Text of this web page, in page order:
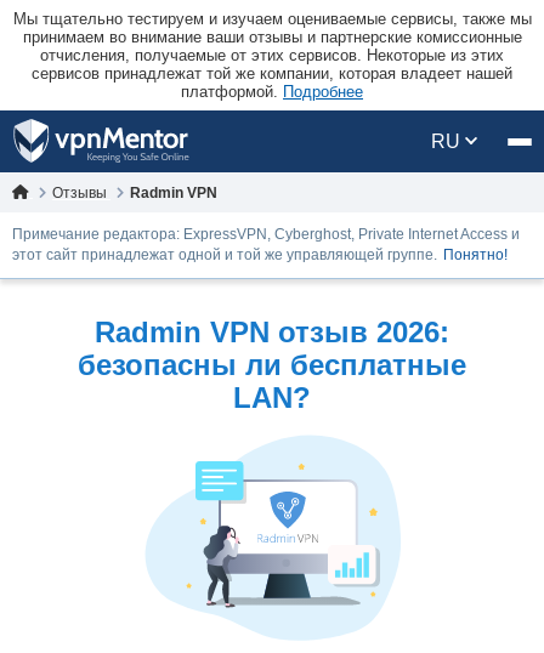
Мы тщательно тестируем и изучаем оцениваемые сервисы, также мы
принимаем во внимание ваши отзывы и партнерские комиссионные
отчисления, получаемые от этих сервисов. Некоторые из этих
сервисов принадлежат той же компании, которая владеет нашей
платформой. Подробнее
RU
Отзывы Radmin VPN
Примечание редактора: ExpressVPN, Cyberghost, Private Internet Access и
этот сайт принадлежат одной и той же управляющей группе. Понятно!
Radmin VPN отзыв 2026:
безопасны ли бесплатные
LAN?